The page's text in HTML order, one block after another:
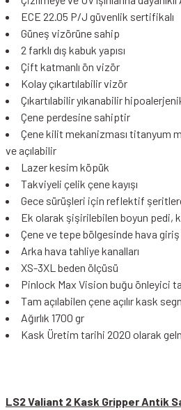
ECE 22.05 P/J güvenlik sertifikalı
Güneş vizörüne sahip
2 farklı dış kabuk yapısı
Çift katmanlı ön vizör
Kolay çıkartılabilir vizör
Çıkartılabilir yıkanabilir
Çene perdesine sahiptir
Çene kilit mekanizması titanyum
ve açılabilir
Lazer kesim köpük
Takviyeli çelik çene kayışı
Gece sürüşleri için reflektif
Ek olarak şişirilebilen boyun pedi,
Çene ve tepe bölgesinde hava giriş
Arka hava tahliye kanalları
XS-3XL beden ölçüsü
Pinlock Max Vision buğu önleyici
Tam açılabilen çene açılır kask
Ağırlık 1700 gr
Kask Üretim tarihi 2020 olarak
LS2 Valiant 2 Kask Gripper Antik